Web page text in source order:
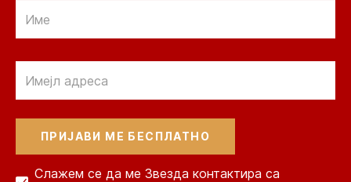
Слажем се да ме Звезда контактира са